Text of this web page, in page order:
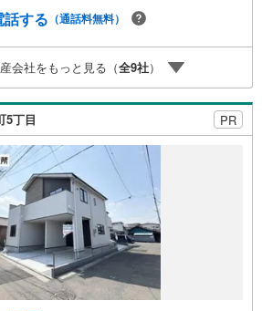
る住宅ローン各種税金についても、誠心誠
のご家族様で是非お越しください。営業時
（定休日火・水曜日※店舗により変動あ
内も可能ですので、どうぞお気軽にお問い
！
話する （通話料無料）
会社をもっと見る（全9社）
5丁目 PR